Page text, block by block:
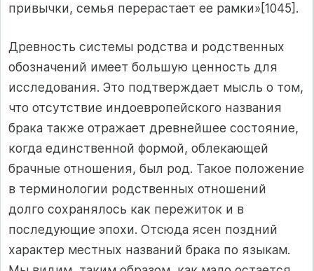
привычки, семья перерастает ее рамки»[1045].
Древность системы родства и родственных
обозначений имеет большую ценность для
исследования. Это подтверждает мысль о том,
что отсутствие индоевропейского названия
брака также отражает древнейшее состояние,
когда единственной формой, облекающей
брачные отношения, был род. Такое положение
в терминологии родственных отношений
долго сохранялось как пережиток и в
последующие эпохи. Отсюда ясен поздний
характер местных названий брака по языкам.